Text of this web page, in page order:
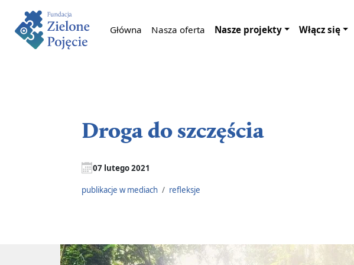
Główna Nasza oferta Nasze projekty Włącz się
Droga do szczęścia
07 lutego 2021
publikacje w mediach / refleksje